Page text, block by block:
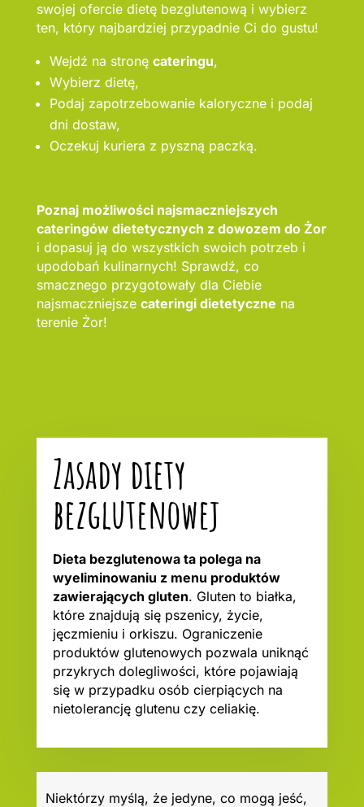
swojej ofercie dietę bezglutenową i wybierz
ten, który najbardziej przypadnie Ci do gustu!
Wejdź na stronę cateringu,
Wybierz dietę,
Podaj zapotrzebowanie kaloryczne i podaj
dni dostaw,
Oczekuj kuriera z pyszną paczką.
Poznaj możliwości najsmaczniejszych
cateringów dietetycznych z dowozem do Żor
i dopasuj ją do wszystkich swoich potrzeb i
upodobań kulinarnych! Sprawdź, co
smacznego przygotowały dla Ciebie
najsmaczniejsze cateringi dietetyczne na
terenie Żor!
Zasady diety
bezglutenowej
Dieta bezglutenowa ta polega na
wyeliminowaniu z menu produktów
zawierających gluten. Gluten to białka,
które znajdują się pszenicy, życie,
jęczmieniu i orkiszu. Ograniczenie
produktów glutenowych pozwala uniknąć
przykrych dolegliwości, które pojawiają
się w przypadku osób cierpiących na
nietolerancję glutenu czy celiakię.
Niektórzy myślą, że jedyne, co mogą jeść,